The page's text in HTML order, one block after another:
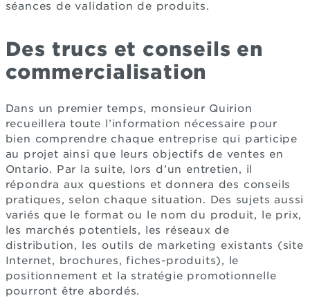
séances de validation de produits.
Des trucs et conseils en
commercialisation
Dans un premier temps, monsieur Quirion
recueillera toute l’information nécessaire pour
bien comprendre chaque entreprise qui participe
au projet ainsi que leurs objectifs de ventes en
Ontario. Par la suite, lors d’un entretien, il
répondra aux questions et donnera des conseils
pratiques, selon chaque situation. Des sujets aussi
variés que le format ou le nom du produit, le prix,
les marchés potentiels, les réseaux de
distribution, les outils de marketing existants (site
Internet, brochures, fiches-produits), le
positionnement et la stratégie promotionnelle
pourront être abordés.